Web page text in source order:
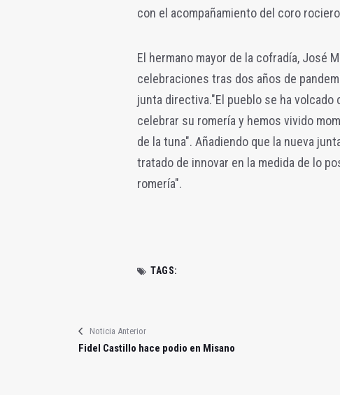
con el acompañamiento del coro
El hermano mayor de la cofradía, José
celebraciones tras dos años de
junta directiva."El pueblo se ha
celebrar su romería y hemos vivido
de la tuna". Añadiendo que la nueva
tratado de innovar en la medida de lo
romería".
TAGS:
Noticia Anterior
Fidel Castillo hace podio en Misano